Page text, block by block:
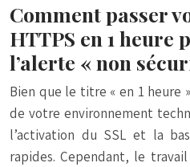
Comment passer
HTTPS en 1 heure
l’alerte « non
Bien que le titre « en 1
de votre environnement
l’activation du SSL et la
rapides. Cependant, le